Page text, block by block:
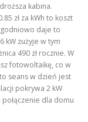
kabina.
zł za kWh to koszt
daje to
kW zużyje w tym
490 zł rocznie. W
fotowoltaikę, co w
seans w dzień jest
pokrywa 2 kW
połączenie dla domu